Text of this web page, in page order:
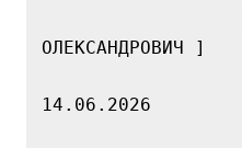
ОЛЕКСАНДРОВИЧ ]
14.06.2026